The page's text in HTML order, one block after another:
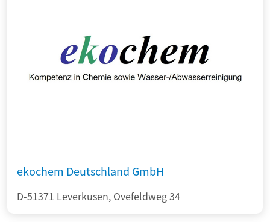
ekochem Deutschland GmbH
D-51371 Leverkusen, Ovefeldweg 34